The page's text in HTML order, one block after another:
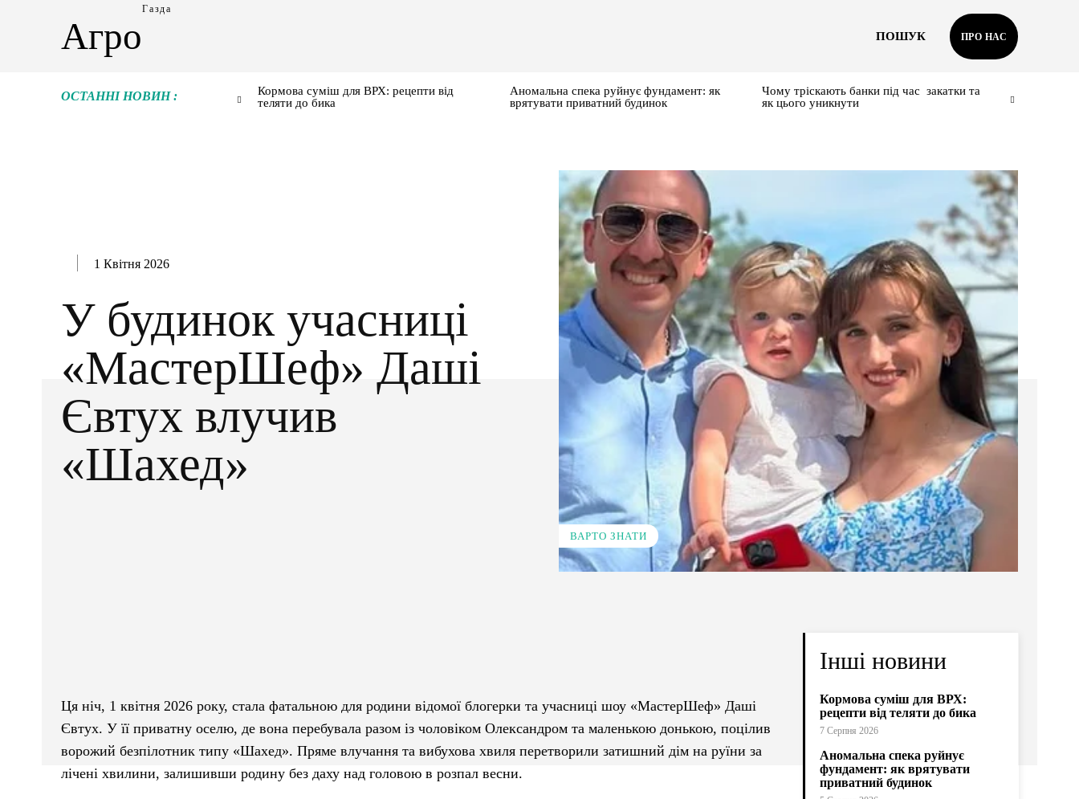
Агро
Газда
ПОШУК ПРО НАС
ОСТАННІ НОВИН :
Кормова суміш для ВРХ: рецепти від
теляти до бика
Аномальна спека руйнує фундамент: як
врятувати приватний будинок
Чому тріскають банки під час закатки та
як цього уникнути
1 Квітня 2026
У будинок учасниці
«МастерШеф» Даші
Євтух влучив
«Шахед»
ВАРТО ЗНАТИ
Ця ніч, 1 квітня 2026 року, стала фатальною для родини відомої блогерки та учасниці шоу «МастерШеф» Даші
Євтух. У її приватну оселю, де вона перебувала разом із чоловіком Олександром та маленькою донькою, поцілив
ворожий безпілотник типу «Шахед». Пряме влучання та вибухова хвиля перетворили затишний дім на руїни за
лічені хвилини, залишивши родину без даху над головою в розпал весни.
Інші новини
Кормова суміш для ВРХ:
рецепти від теляти до бика
7 Серпня 2026
Аномальна спека руйнує
фундамент: як врятувати
приватний будинок